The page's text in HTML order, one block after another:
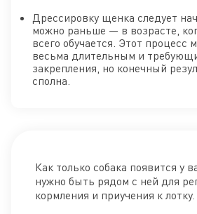
Дрессировку щенка следует
можно раньше — в возрасте,
всего обучается. Этот процесс
весьма длительным и
закрепления, но конечный
сполна.
Как только собака появится у
нужно быть рядом с ней для
кормления и приучения к лотку.